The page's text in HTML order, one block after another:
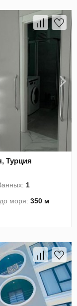
Турция
1
до моря:350 м